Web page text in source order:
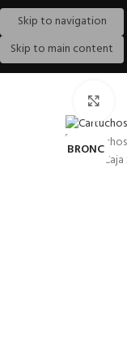
Skip to navigation
Skip to main content
BRONC